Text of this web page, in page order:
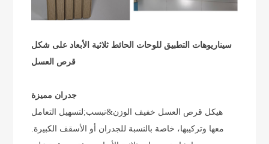
سيناريوهات التطبيق للوحات الحائط ثلاثية الأبعاد على شكل
قرص العسل
جدران مميزة
هيكل قرص العسل خفيف الوزن&نبسب;لتسهيل التعامل
معها وتركيبها، خاصة بالنسبة للجدران أو الأسقف الكبيرة.